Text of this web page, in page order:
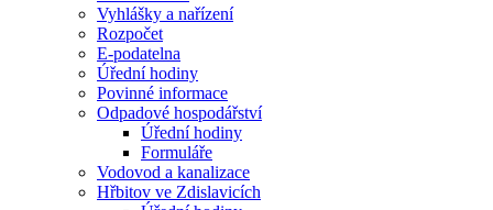
Vyhlášky a nařízení
Rozpočet
E-podatelna
Úřední hodiny
Povinné informace
Odpadové hospodářství
Úřední hodiny
Formuláře
Vodovod a kanalizace
Hřbitov ve Zdislavicích